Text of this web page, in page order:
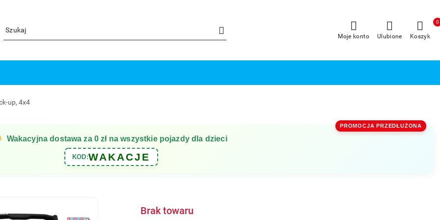
Moje konto Ulubione Koszyk
0
up, 4x4
PROMOCJA PRZEDŁUŻONA
Wakacyjna dostawa za 0 zł na wszystkie pojazdy dla dzieci
KOD:WAKACJE
Brak towaru